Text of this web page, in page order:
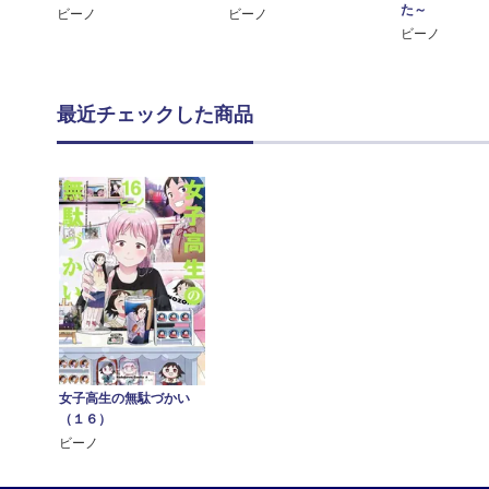
ビーノ
ビーノ
た～
ビーノ
最近チェックした商品
女子高生の無駄づかい
（１６）
ビーノ